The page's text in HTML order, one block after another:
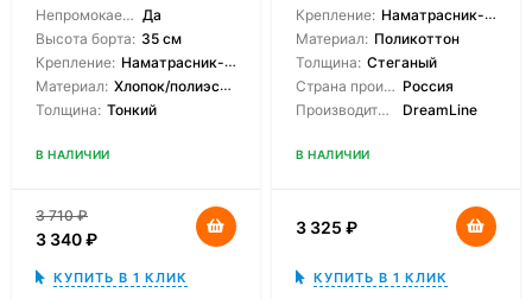
Непромокаемый: Да
Высота борта: 35 см
Крепление: Наматрасник-чехол
Материал: Хлопок/полиэстер
Толщина: Тонкий
В НАЛИЧИИ
3 710₽
3 340₽
КУПИТЬ В 1 КЛИК
Крепление: Наматрасник-чехол
Материал: Поликоттон
Толщина: Стеганый
Страна производитель: Россия
Производитель:
DreamLine
В НАЛИЧИИ
3 325 ₽
КУПИТЬ В 1 КЛИК